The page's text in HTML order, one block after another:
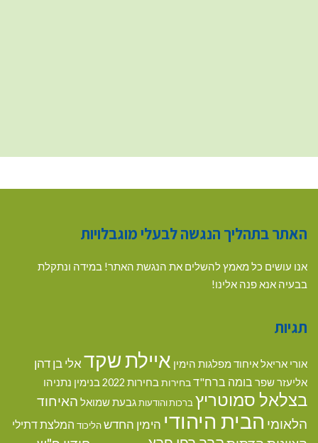
האתר בתהליך הנגשה לבעלי מוגבלויות
אנו עושים כל מאמץ להשלים את הנגשת האתר! במידה ונתקלת
בבעיה אנא פנה אלינו!
תגיות
אורי אריאלאיחוד מפלגות הימין איילת שקדאלי בן דהן
אליעזר שפר בומה ברח"דבחירות בחירות 2022 בנימין נתניהו
בצלאל סמוטריץ ברכות והודעותגבעת שמואל האיחוד
הלאומי הבית היהודי הימין החדשהליכוד המלצת דתילי